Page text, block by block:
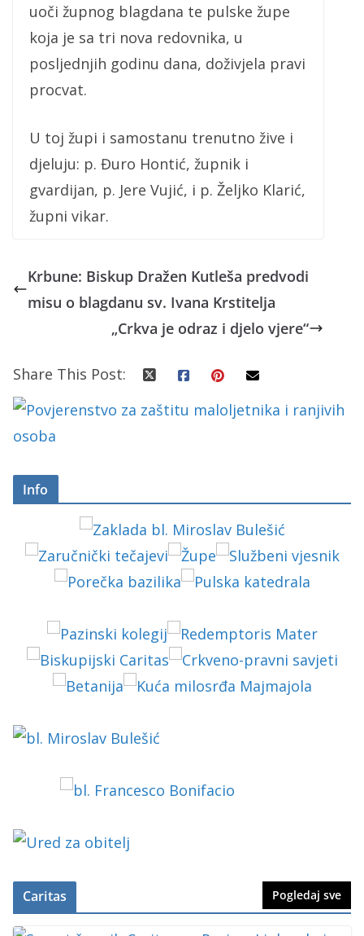
uoči župnog blagdana te pulske župe
koja je sa tri nova redovnika, u
posljednjih godinu dana, doživjela pravi
procvat.
U toj župi i samostanu trenutno žive i
djeluju: p. Đuro Hontić, župnik i
gvardijan, p. Jere Vujić, i p. Željko Klarić,
župni vikar.
Krbune: Biskup Dražen Kutleša predvodi
misu o blagdanu sv. Ivana Krstitelja
„Crkva je odraz i djelo vjere“
Share This Post:
Info
Caritas Pogledaj sve